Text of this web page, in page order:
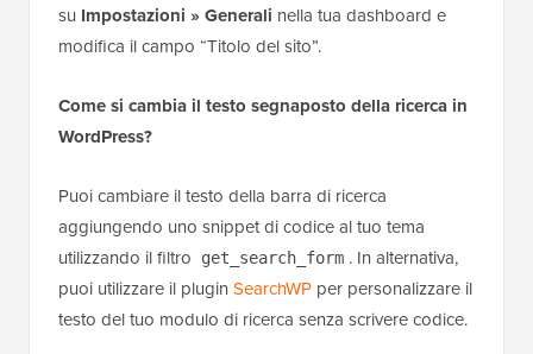
su Impostazioni » Generali nella tua dashboard e
modifica il campo “Titolo del sito”.
Come si cambia il testo segnaposto della ricerca in
WordPress?
Puoi cambiare il testo della barra di ricerca
aggiungendo uno snippet di codice al tuo tema
utilizzando il filtro
get_search_form . In alternativa,
puoi utilizzare il plugin SearchWP per personalizzare il
testo del tuo modulo di ricerca senza scrivere codice.